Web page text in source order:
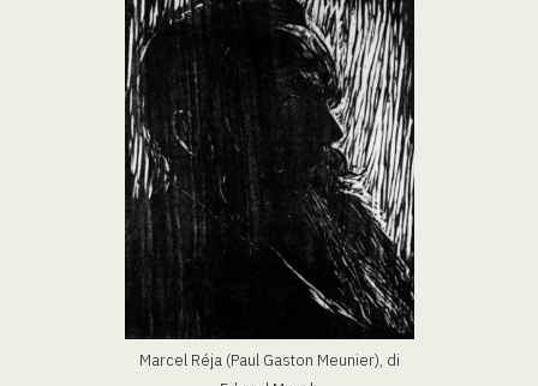
Marcel Réja (Paul Gaston Meunier), di